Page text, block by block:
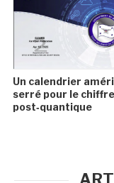
Un calendrier
serré pour le
post‑quantique